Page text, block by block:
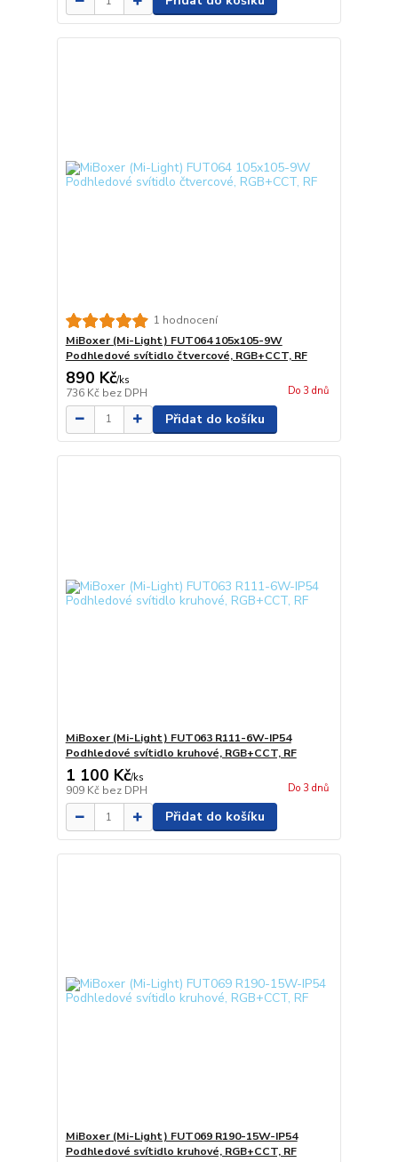
1 hodnocení
MiBoxer (Mi-Light) FUT064 105x105-9W
Podhledové svítidlo čtvercové, RGB+CCT, RF
890 Kč/ks
736 Kč bez DPH Do 3 dnů
Přidat do košíku
MiBoxer (Mi-Light) FUT063 R111-6W-IP54
Podhledové svítidlo kruhové, RGB+CCT, RF
1 100 Kč/ks
909 Kč bez DPH Do 3 dnů
Přidat do košíku
MiBoxer (Mi-Light) FUT069 R190-15W-IP54
Podhledové svítidlo kruhové, RGB+CCT, RF